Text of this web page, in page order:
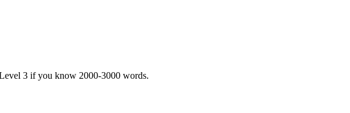
3 if you know 2000-3000 words.